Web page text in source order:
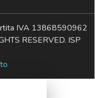
IVA 13868590962
RESERVED. ISP